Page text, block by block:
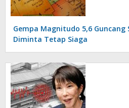
Gempa Magnitudo 5,6 Guncang
Diminta Tetap Siaga